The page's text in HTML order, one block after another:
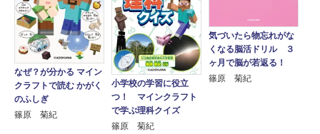
なぜ？が分かる マイン
クラフトで読む かがく
のふしぎ
篠原 菊紀
小学校の学習に役立
つ！ マインクラフト
で学ぶ理科クイズ
篠原 菊紀
気づいたら物忘れがな
くなる脳活ドリル ３
ヶ月で脳が若返る！
篠原 菊紀